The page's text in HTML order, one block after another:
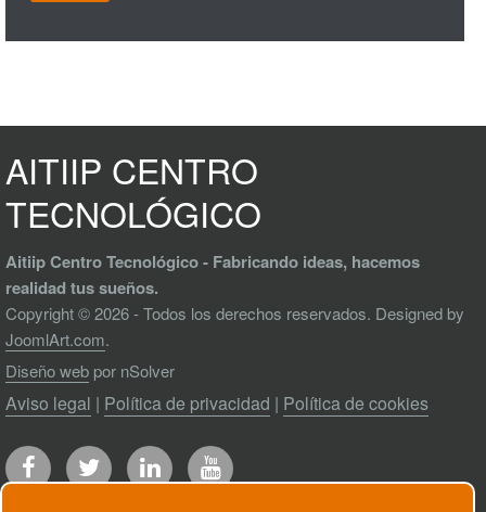
AITIIP CENTRO
TECNOLÓGICO
Aitiip Centro Tecnológico - Fabricando ideas, hacemos
realidad tus sueños.
Copyright © 2026 - Todos los derechos reservados. Designed by
JoomlArt.com.
Diseño web por nSolver
Aviso legal | Política de privacidad | Política de cookies